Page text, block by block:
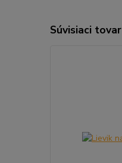
Súvisiaci tovar